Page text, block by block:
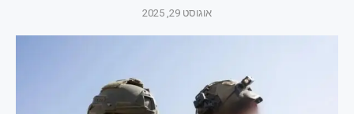
אוגוסט 29, 2025